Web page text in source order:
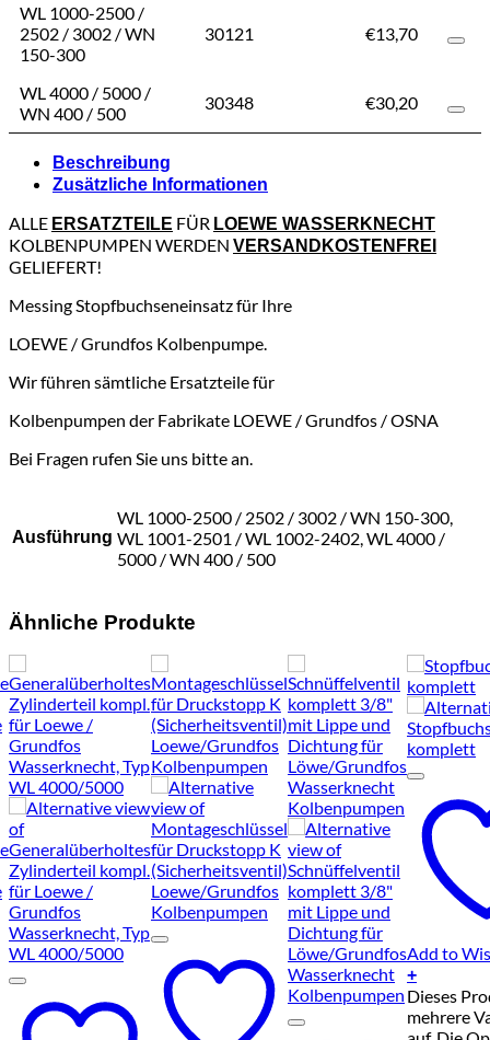
WL 1000-2500 /
2502 / 3002 / WN
150-300
30121 €13,70
WL 4000 / 5000 /
WN 400 / 500
30348 €30,20
€13,70
€30,20
Beschreibung
Zusätzliche Informationen
ALLE ERSATZTEILE FÜR LOEWE WASSERKNECHT
KOLBENPUMPEN WERDEN VERSANDKOSTENFREI
GELIEFERT!
Messing Stopfbuchseneinsatz für Ihre
LOEWE / Grundfos Kolbenpumpe.
Wir führen sämtliche Ersatzteile für
Kolbenpumpen der Fabrikate LOEWE / Grundfos / OSNA
Bei Fragen rufen Sie uns bitte an.
Ausführung
WL 1000-2500 / 2502 / 3002 / WN 150-300,
WL 1001-2501 / WL 1002-2402, WL 4000 /
5000 / WN 400 / 500
Ähnliche Produkte
Add to
+
Dieses
mehrere